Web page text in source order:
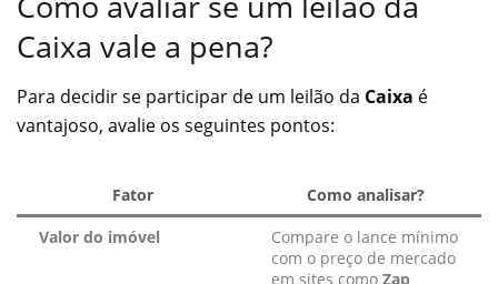
Caixa vale a pena?
Para decidir se participar de um leilão da Caixa é
vantajoso, avalie os seguintes pontos:
Fator
Como analisar?
Valor do imóvel
Compare o lance mínimo
com o preço de mercado
em sites como Zap